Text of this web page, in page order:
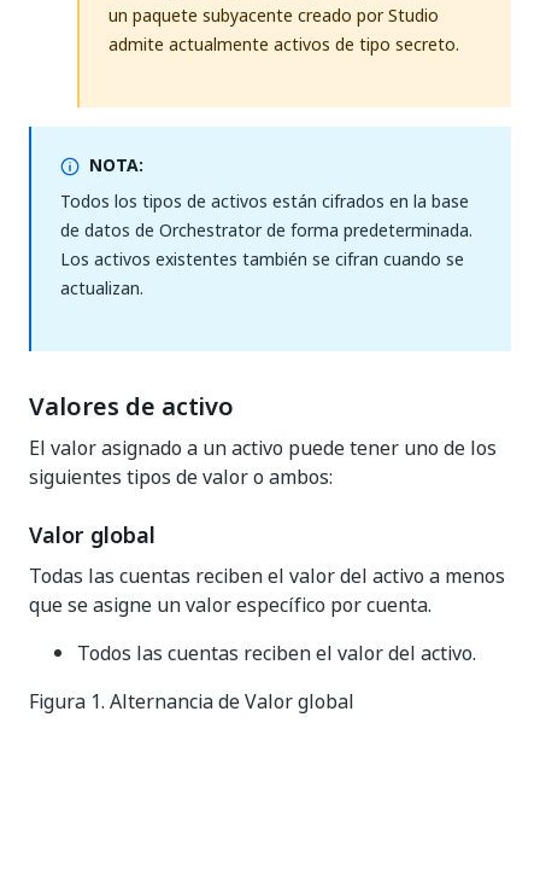
un paquete subyacente creado por Studio
admite actualmente activos de tipo secreto.
NOTA:
Todos los tipos de activos están cifrados en la base
de datos de Orchestrator de forma predeterminada.
Los activos existentes también se cifran cuando se
actualizan.
Valores de activo
El valor asignado a un activo puede tener uno de los
siguientes tipos de valor o ambos:
Valor global
Todas las cuentas reciben el valor del activo a menos
que se asigne un valor específico por cuenta.
Todos las cuentas reciben el valor del activo.
Figura 1. Alternancia de Valor global